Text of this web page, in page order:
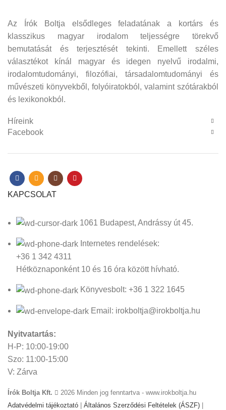
Az Írók Boltja elsődleges feladatának a kortárs és
klasszikus magyar irodalom teljességre törekvő
bemutatását és terjesztését tekinti. Emellett széles
választékot kínál magyar és idegen nyelvű irodalmi,
irodalomtudományi, filozófiai, társadalomtudományi és
művészeti könyvekből, folyóiratokból, valamint szótárakból
és lexikonokból.
Híreink
Facebook
KAPCSOLAT
1061 Budapest, Andrássy út 45.
Internetes rendelések:
+36 1 342 4311
Hétköznaponként 10 és 16 óra között hívható.
Könyvesbolt: +36 1 322 1645
Email: irokboltja@irokboltja.hu
Nyitvatartás:
H-P: 10:00-19:00
Szo: 11:00-15:00
V: Zárva
Írók Boltja Kft.
2026 Minden jog fenntartva - www.irokboltja.hu
Adatvédelmi tájékoztató
Általános Szerződési Feltételek (ÁSZF)